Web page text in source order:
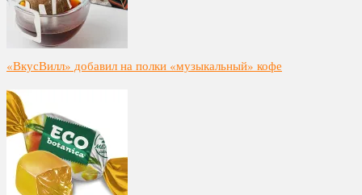
«ВкусВилл» добавил на полки «музыкальный» кофе